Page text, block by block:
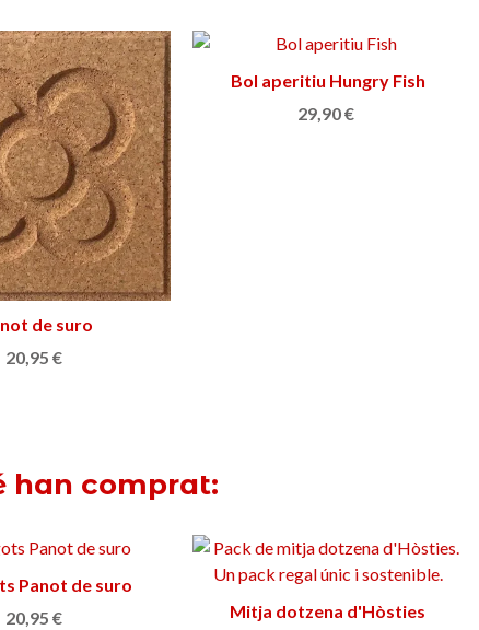
a la cistella
de suro
20,95 €
Afegir a la cistella
Bol aperitiu Hungry Fish
29,90 €
han comprat:
a la cistella
Panot de suro
20,95 €
Afegir a la cistella
Mitja dotzena d'Hòsties